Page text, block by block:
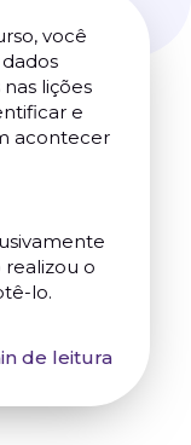
você
lições
e
acontecer
realizou o
lo.
de leitura